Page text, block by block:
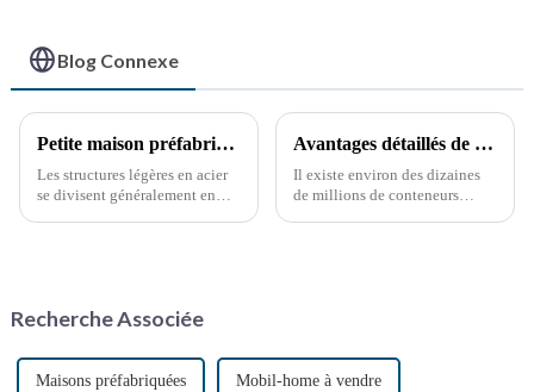
Blog Connexe
Petite maison préfabriquée pour entrepôt de stockage
Les structures légères en acier
se divisent généralement en
d'acier minces.
Avantages détaillés de la modification des conteneurs
Il existe environ des dizaines
de millions de conteneurs
Recherche Associée
Maisons préfabriquées Mobil-home à vendre